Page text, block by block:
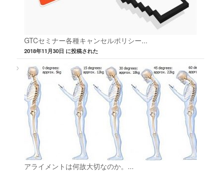
GTCセミナー各種キャンセルポリシー...
2018年11月30日 に投稿された
アライメントは何故大切なのか。...